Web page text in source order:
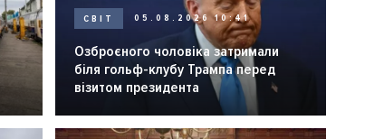
СВІТ 05.08.2026 10:41
Озброєного чоловіка затримали
біля гольф-клубу Трампа перед
візитом президента